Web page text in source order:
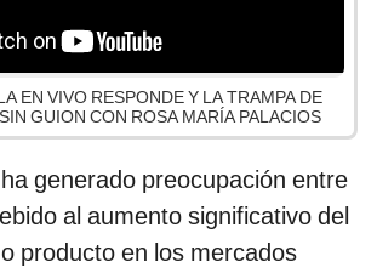
EN VIVO RESPONDE Y LA TRAMPA DE
GUION CON ROSA MARÍA PALACIOS
generado preocupación entre
al aumento significativo del
producto en los mercados